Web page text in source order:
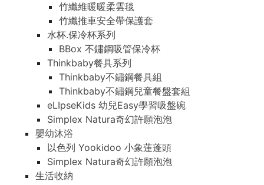
竹纖維暖暖柔雲毯
竹纖推車安全帶保護套
水杯.保冷杯系列
BBox 不鏽鋼吸管保冷杯
Thinkbaby餐具系列
Thinkbaby不鏽鋼餐具組
Thinkbaby不鏽鋼兒童餐盤套組
eLIpseKids 幼兒Easy學習吸盤碗
Simplex Natura奇幻許願泡泡
嬰幼沐浴
以色列 Yookidoo 小象蓮蓬頭
Simplex Natura奇幻許願泡泡
生活收納